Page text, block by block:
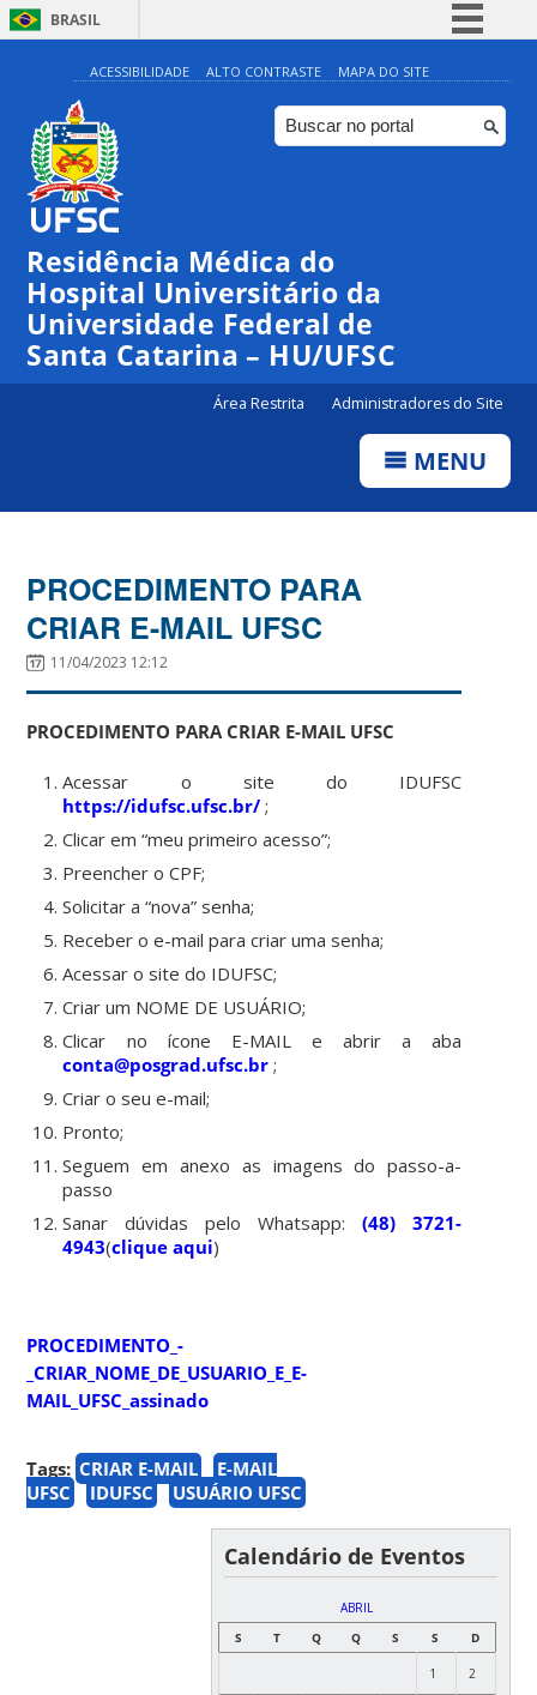
BRASIL
Simplifique!
Comunica BR
Participe
ACESSIBILIDADE ALTO CONTRASTE MAPA DO SITE
Residência Médica do
Hospital Universitário da
Universidade Federal de
Santa Catarina – HU/UFSC
Área Restrita Administradores do Site
MENU
PROCEDIMENTO PARA
CRIAR E-MAIL UFSC
11/04/2023 12:12
PROCEDIMENTO PARA CRIAR E-MAIL UFSC
Acessar o site do IDUFSC
https://idufsc.ufsc.br/ ;
Clicar em “meu primeiro acesso”;
Preencher o CPF;
Solicitar a “nova” senha;
Receber o e-mail para criar uma senha;
Acessar o site do IDUFSC;
Criar um NOME DE USUÁRIO;
Clicar no ícone E-MAIL e abrir a aba
conta@posgrad.ufsc.br ;
Criar o seu e-mail;
Pronto;
Seguem em anexo as imagens do passo-a-
passo
Sanar dúvidas pelo Whatsapp:(48) 3721-
4943(clique aqui)
PROCEDIMENTO_-
_CRIAR_NOME_DE_USUARIO_E_E-
MAIL_UFSC_assinado
Tags: CRIAR E-MAIL
E-MAIL
UFSC
IDUFSC USUÁRIO UFSC
Calendário de Eventos
ABRIL
S
T Q Q S S D
1 2